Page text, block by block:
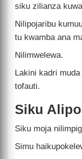
siku zilianza
Nilipojaribu
tu kwamba ana
Nilimwelewa.
Lakini kadri
tofauti.
Siku
Siku moja
Simu